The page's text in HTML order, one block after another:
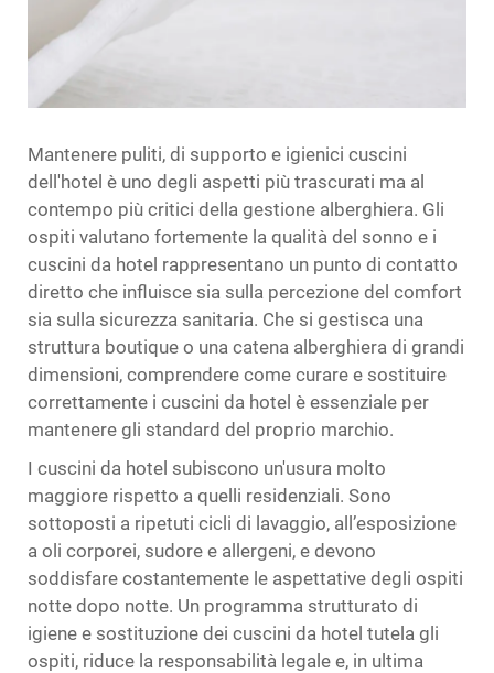
Mantenere puliti, di supporto e igienici cuscini
dell'hotel è uno degli aspetti più trascurati ma al
contempo più critici della gestione alberghiera. Gli
ospiti valutano fortemente la qualità del sonno e i
cuscini da hotel rappresentano un punto di contatto
diretto che influisce sia sulla percezione del comfort
sia sulla sicurezza sanitaria. Che si gestisca una
struttura boutique o una catena alberghiera di grandi
dimensioni, comprendere come curare e sostituire
correttamente i cuscini da hotel è essenziale per
mantenere gli standard del proprio marchio.
I cuscini da hotel subiscono un'usura molto
maggiore rispetto a quelli residenziali. Sono
sottoposti a ripetuti cicli di lavaggio, all’esposizione
a oli corporei, sudore e allergeni, e devono
soddisfare costantemente le aspettative degli ospiti
notte dopo notte. Un programma strutturato di
igiene e sostituzione dei cuscini da hotel tutela gli
ospiti, riduce la responsabilità legale e, in ultima